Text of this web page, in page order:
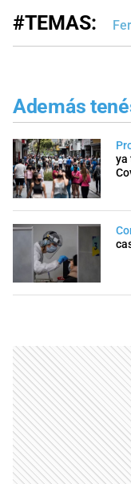
#TEMAS:
Además
ya